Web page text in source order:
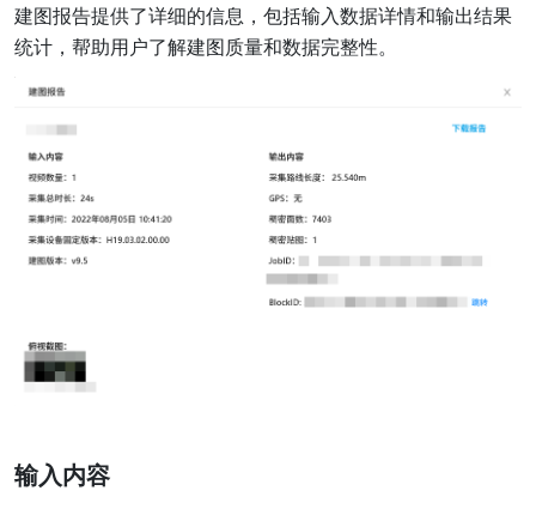
建图报告提供了详细的信息，包括输入数据详情和输出结果
统计，帮助用户了解建图质量和数据完整性。
输入内容